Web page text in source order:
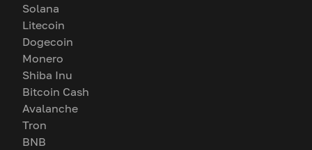
Solana
Litecoin
Dogecoin
Monero
Shiba Inu
Bitcoin Cash
Avalanche
Tron
BNB